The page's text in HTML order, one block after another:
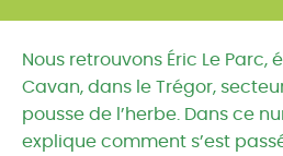
Nous retrouvons Éric Le Parc,
Cavan, dans le Trégor,
pousse de l’herbe. Dans ce
explique comment s’est